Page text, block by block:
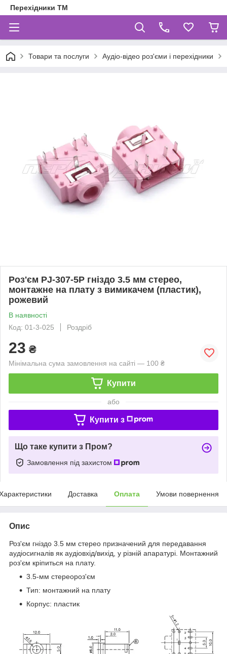
Перехідники ТМ
Товари та послуги Аудіо-відео роз'єми і перехідники
Роз'єм PJ-307-5P гніздо 3.5 мм стерео,
монтажне на плату з вимикачем (пластик),
рожевий
В наявності
Код: 01-3-025
Роздріб
23 ₴
Мінімальна сума замовлення на сайті — 100 ₴
Купити
або
Купити з
Що таке купити з Пром?
Замовлення під захистом
Доставка Оплата Умови повернення
Опис
Роз'єм гніздо 3.5 мм стерео призначений для передавання
аудіосигналів як аудіовхід/вихід, у різній апаратурі. Монтажний
роз'єм кріпиться на плату.
3.5-мм стереороз'єм
Тип: монтажний на плату
Корпус: пластик